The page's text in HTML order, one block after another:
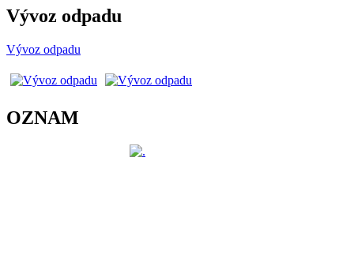
Vývoz odpadu
Vývoz odpadu
OZNAM